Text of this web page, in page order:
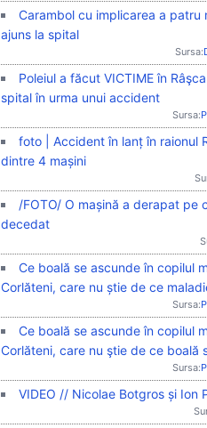
Carambol cu implicarea a patru
ajuns la spital
Sursa:
Poleiul a făcut VICTIME în
spital în urma unui accident
Sursa:
foto | Accident în lanț în raionul
dintre 4 mașini
/FOTO/ O mașină a derapat pe
decedat
Ce boală se ascunde în copilul
Corlăteni, care nu știe de ce
Sursa:
Ce boală se ascunde în copilul
Corlăteni, care nu ştie de ce boală
Sursa:
VIDEO // Nicolae Botgros și Ion